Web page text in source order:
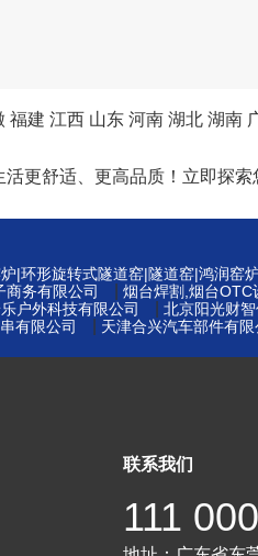
福建 江西 山东 河南 湖北 湖南
更舒适、更高品质！立即探
|环形旋转式隧道窑|隧道窑|鸿润窑
商务有限公司 烟台焊割,烟台OTC
户外科技有限公司 北京阳光财
有限公司 天津合兴汽车部件有限
联系我们
111